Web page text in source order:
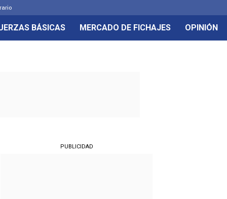
BÁSICAS MERCADO DE FICHAJES OPINIÓN
PUBLICIDAD